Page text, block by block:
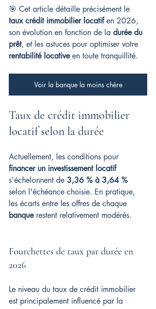
🎯 Cet article détaille précisément le
taux crédit immobilier locatif en 2026,
son évolution en fonction de la durée du
prêt, et les astuces pour optimiser votre
rentabilité locative en toute tranquillité.
Voir la banque la moins chère
Taux de crédit immobilier
locatif selon la durée
Actuellement, les conditions pour
financer un investissement locatif
s'échelonnent de 3,36 % à 3,64 %
selon l'échéance choisie. En pratique,
les écarts entre les offres de chaque
banque restent relativement modérés.
Fourchettes de taux par durée en
2026
Le niveau du taux de crédit immobilier
est principalement influencé par la